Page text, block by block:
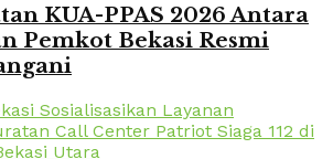
KUA-PPAS 2026 Antara
Pemkot Bekasi Resmi